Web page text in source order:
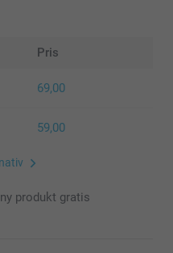
Pris
69,00
59,00
produkt gratis